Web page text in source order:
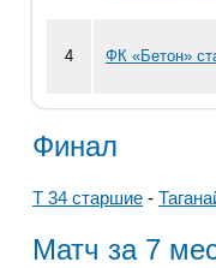
4 ФК «Бетон»
Финал
Т 34 старшие -
Матч за 7